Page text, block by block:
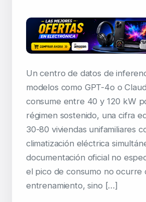
Un centro de datos de
modelos como GPT-4o o
consume entre 40 y 120 kW
régimen sostenido, una cifra
30-80 viviendas unifamiliares
climatización eléctrica
documentación oficial no
el pico de consumo no ocurre
entrenamiento, sino […]